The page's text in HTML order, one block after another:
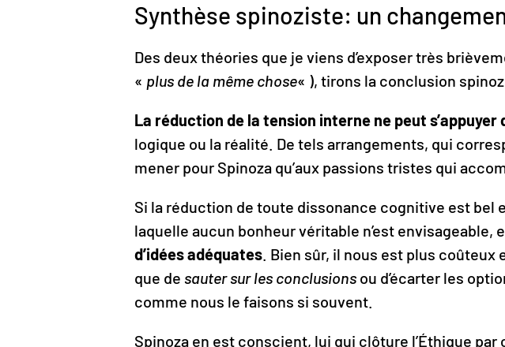
Synthèse spinoziste: un
Des deux théories que je viens d’exposer très
« plus de la même chose« ), tirons la conclusion
La réduction de la tension interne ne peut s’appuyer
logique ou la réalité. De tels arrangements, qui
mener pour Spinoza qu’aux passions tristes qui
Si la réduction de toute dissonance cognitive est bel
laquelle aucun bonheur véritable n’est envisageable,
d’idées adéquates. Bien sûr, il nous est plus
que de sauter sur les conclusions ou d’écarter les
comme nous le faisons si souvent.
Spinoza en est conscient, lui qui clôture l’Éthique